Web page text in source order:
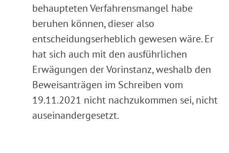
behaupteten Verfahrensmangel habe
beruhen können, dieser also
entscheidungserheblich gewesen wäre. Er
hat sich auch mit den ausführlichen
Erwägungen der Vorinstanz, weshalb den
Beweisanträgen im Schreiben vom
19.11.2021 nicht nachzukommen sei, nicht
auseinandergesetzt.